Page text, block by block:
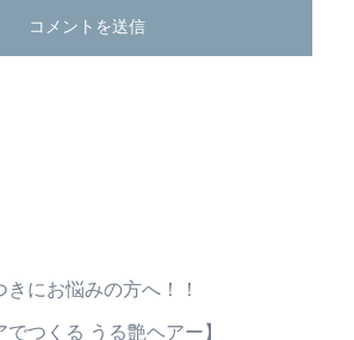
にお悩みの方へ！！
でつくる うる艶ヘアー】